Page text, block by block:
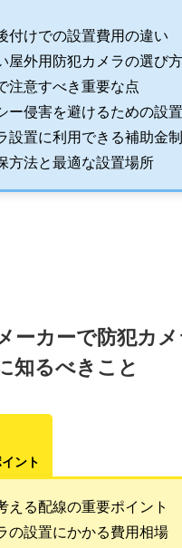
付けでの設置費用の違い
屋外用防犯カメラの選び方
注意すべき重要な点
ー侵害を避けるための設
設置に利用できる補助金
方法と最適な設置場所
ーカーで防犯カ
知るべきこと
ント
える配線の重要ポイント
の設置にかかる費用相場